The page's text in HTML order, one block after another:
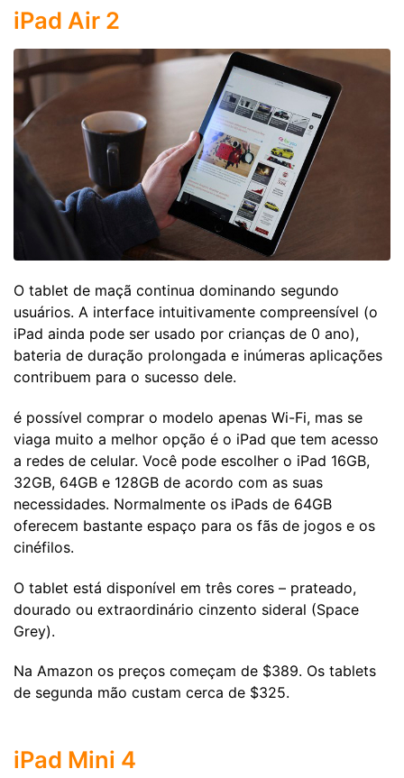
iPad Air 2
O tablet de maçã continua dominando segundo
usuários. A interface intuitivamente compreensível (o
iPad ainda pode ser usado por crianças de 0 ano),
bateria de duração prolongada e inúmeras aplicações
contribuem para o sucesso dele.
é possível comprar o modelo apenas Wi-Fi, mas se
viaga muito a melhor opção é o iPad que tem acesso
a redes de celular. Você pode escolher o iPad 16GB,
32GB, 64GB e 128GB de acordo com as suas
necessidades. Normalmente os iPads de 64GB
oferecem bastante espaço para os fãs de jogos e os
cinéfilos.
O tablet está disponível em três cores – prateado,
dourado ou extraordinário cinzento sideral (Space
Grey).
Na Amazon os preços começam de $389. Os tablets
de segunda mão custam cerca de $325.
iPad Mini 4